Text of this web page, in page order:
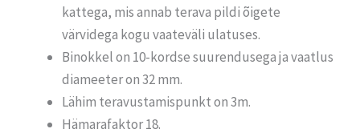
kattega, mis annab terava pildi õigete
värvidega kogu vaateväli ulatuses.
Binokkel on 10-kordse suurendusega ja vaatlus
diameeter on 32 mm.
Lähim teravustamispunkt on 3m.
Hämarafaktor 18.